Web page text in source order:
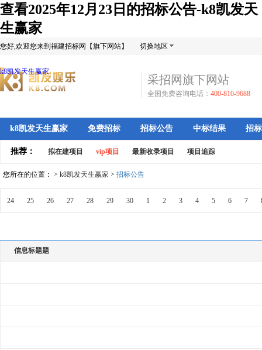
查看2025年12月23日的招标公告-k8凯发天
生赢家
您好,欢迎您来到福建招标网【旗下网站】 切换地区
k8凯发天生赢家
采招网旗下网站
全国免费咨询电话： 400-810-9688
k8凯发天生赢家 免费招标 招标公告 中标结果 招
推荐： 拟在建项目 vip项目 最新收录项目 项目追踪
您所在的位置： > k8凯发天生赢家 > 招标公告
24 25 26 27 28 29 30 1 2 3 4 5 6 7
信息标题题